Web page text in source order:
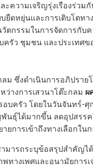
ะความเจริญรุ่งเรืองร่วม
ยืดหยุ่นและการเติบโตท
วัตกรรมในการจัดการกั
รัว ชุมชน และประเทศข
ม ซึ่งดำเนินการอภิปราย
ว่างการเสวนาโต๊ะกลม ผ
บครัว โดยในวันจันทร์-ศุ
นธุ์ได้มากขึ้น ลดอุปสรร
ยการเข้าถึงทางเลือกใน
ามารถระบุข้อสรุปสำคัญไ
ทางเพศและอนามัยกา